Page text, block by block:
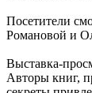
Посетители
Романовой и
Выставка-
Авторы книг,